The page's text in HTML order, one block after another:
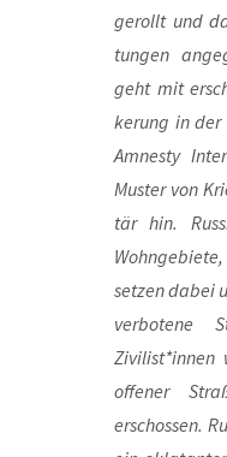
gerollt und
tun­gen
geht mit
ke­rung in der
Amnes­ty
Mus­ter von
tär hin.
set­zen dabei
ver­bo­te­ne
offe­ner
erschos­sen.